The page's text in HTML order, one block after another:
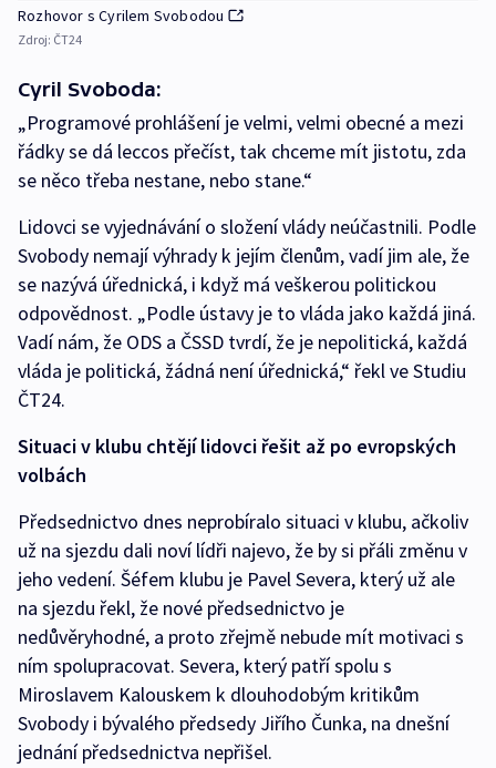
Rozhovor s Cyrilem Svobodou
Zdroj: ČT24
Cyril Svoboda:
„Programové prohlášení je velmi, velmi obecné a mezi
řádky se dá leccos přečíst, tak chceme mít jistotu, zda
se něco třeba nestane, nebo stane.“
Lidovci se vyjednávání o složení vlády neúčastnili. Podle
Svobody nemají výhrady k jejím členům, vadí jim ale, že
se nazývá úřednická, i když má veškerou politickou
odpovědnost. „Podle ústavy je to vláda jako každá jiná.
Vadí nám, že ODS a ČSSD tvrdí, že je nepolitická, každá
vláda je politická, žádná není úřednická,“ řekl ve Studiu
ČT24.
Situaci v klubu chtějí lidovci řešit až po evropských
volbách
Předsednictvo dnes neprobíralo situaci v klubu, ačkoliv
už na sjezdu dali noví lídři najevo, že by si přáli změnu v
jeho vedení. Šéfem klubu je Pavel Severa, který už ale
na sjezdu řekl, že nové předsednictvo je
nedůvěryhodné, a proto zřejmě nebude mít motivaci s
ním spolupracovat. Severa, který patří spolu s
Miroslavem Kalouskem k dlouhodobým kritikům
Svobody i bývalého předsedy Jiřího Čunka, na dnešní
jednání předsednictva nepřišel.